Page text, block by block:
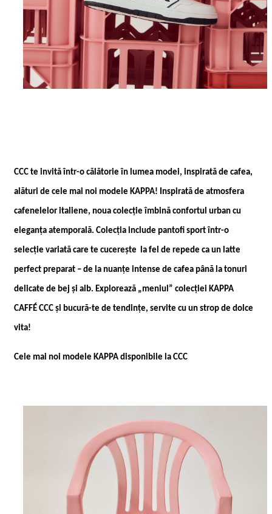
CCC te invită într-o călătorie în lumea modei, inspirată de cafea,
alături de cele mai noi modele KAPPA! Inspirată de atmosfera
cafenelelor italiene, noua colecție îmbină confortul urban cu
eleganța atemporală. Colecția include pantofi sport într-o
selecție variată care te cucerește la fel de repede ca un latte
perfect preparat – de la nuanțe intense de cafea până la tonuri
delicate de bej și alb. Explorează „meniul” colecției KAPPA
CAFFÉ CCC și bucură-te de tendințe, servite cu un strop de dolce
vita!
Cele mai noi modele KAPPA disponibile la CCC